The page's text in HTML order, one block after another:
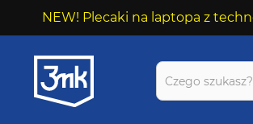
NEW! Plecaki na laptopa z
Przejdź
do
treści